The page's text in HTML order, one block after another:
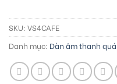
SKU: VS4CAFE
Danh mục: Dàn âm thanh